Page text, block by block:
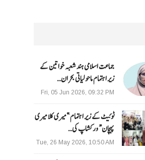
جماعت اسلامی ہند شعبہ خواتین کے
زیر اہتمام ماحولیاتی بحران…
Fri, 05 Jun 2026, 09:32 PM
ٹوئیٹ کے زیر اہتمام ”میری کلا میری
پہچان“ ورکشاپ کی…
Tue, 26 May 2026, 10:50 AM